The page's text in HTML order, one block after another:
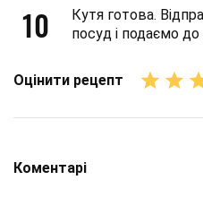
10
Кутя готова.
посуд і подаємо до
Оцінити рецепт
Коментарі